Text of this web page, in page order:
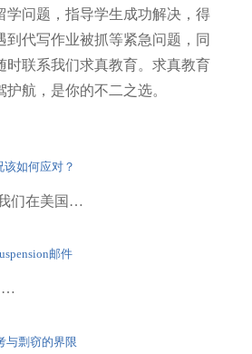
学问题，指导学生成功解决，得
到代写作业被抓等紧急问题，同
时联系我们求真教育。求真教育
航，是你的不二之选。
该如何应对？
们在美国…
邮件
…
与剽窃的界限